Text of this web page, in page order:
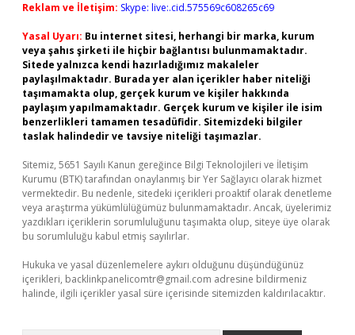
Reklam ve İletişim: Skype: live:.cid.575569c608265c69
Yasal Uyarı: Bu internet sitesi, herhangi bir marka, kurum
veya şahıs şirketi ile hiçbir bağlantısı bulunmamaktadır.
Sitede yalnızca kendi hazırladığımız makaleler
paylaşılmaktadır. Burada yer alan içerikler haber niteliği
taşımamakta olup, gerçek kurum ve kişiler hakkında
paylaşım yapılmamaktadır. Gerçek kurum ve kişiler ile isim
benzerlikleri tamamen tesadüfidir. Sitemizdeki bilgiler
taslak halindedir ve tavsiye niteliği taşımazlar.
Sitemiz, 5651 Sayılı Kanun gereğince Bilgi Teknolojileri ve İletişim
Kurumu (BTK) tarafından onaylanmış bir Yer Sağlayıcı olarak hizmet
vermektedir. Bu nedenle, sitedeki içerikleri proaktif olarak denetleme
veya araştırma yükümlülüğümüz bulunmamaktadır. Ancak, üyelerimiz
yazdıkları içeriklerin sorumluluğunu taşımakta olup, siteye üye olarak
bu sorumluluğu kabul etmiş sayılırlar.
Hukuka ve yasal düzenlemelere aykırı olduğunu düşündüğünüz
içerikleri, backlinkpanelicomtr@gmail.com adresine bildirmeniz
halinde, ilgili içerikler yasal süre içerisinde sitemizden kaldırılacaktır.